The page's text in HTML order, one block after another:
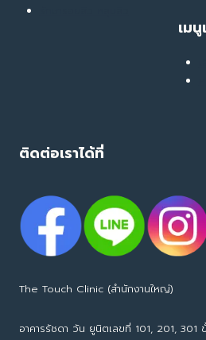
เม
ติดต่อเราได้ที่
The Touch Clinic (สำนักงานใหญ่)
อาคารรัชดา วัน ยูนิตเลขที่ 101, 201, 301